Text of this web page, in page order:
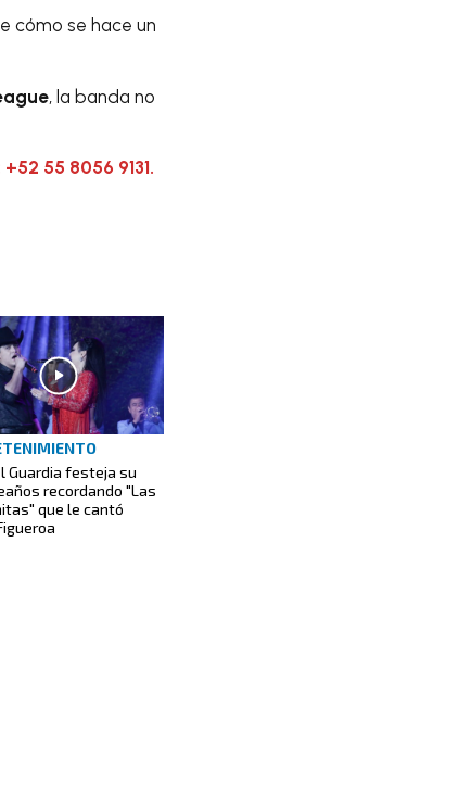
cómo se hace un
, la banda no
55 8056 9131.
Guardia festeja su
recordando "Las
que le cantó